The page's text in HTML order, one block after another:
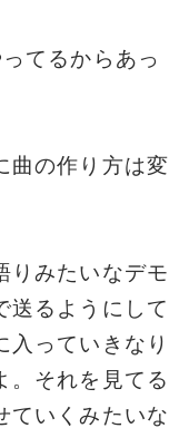
てるからあっ
曲の作り方は変
りみたいなデモ
送るようにして
入っていきなり
。それを見てる
ていくみたいな